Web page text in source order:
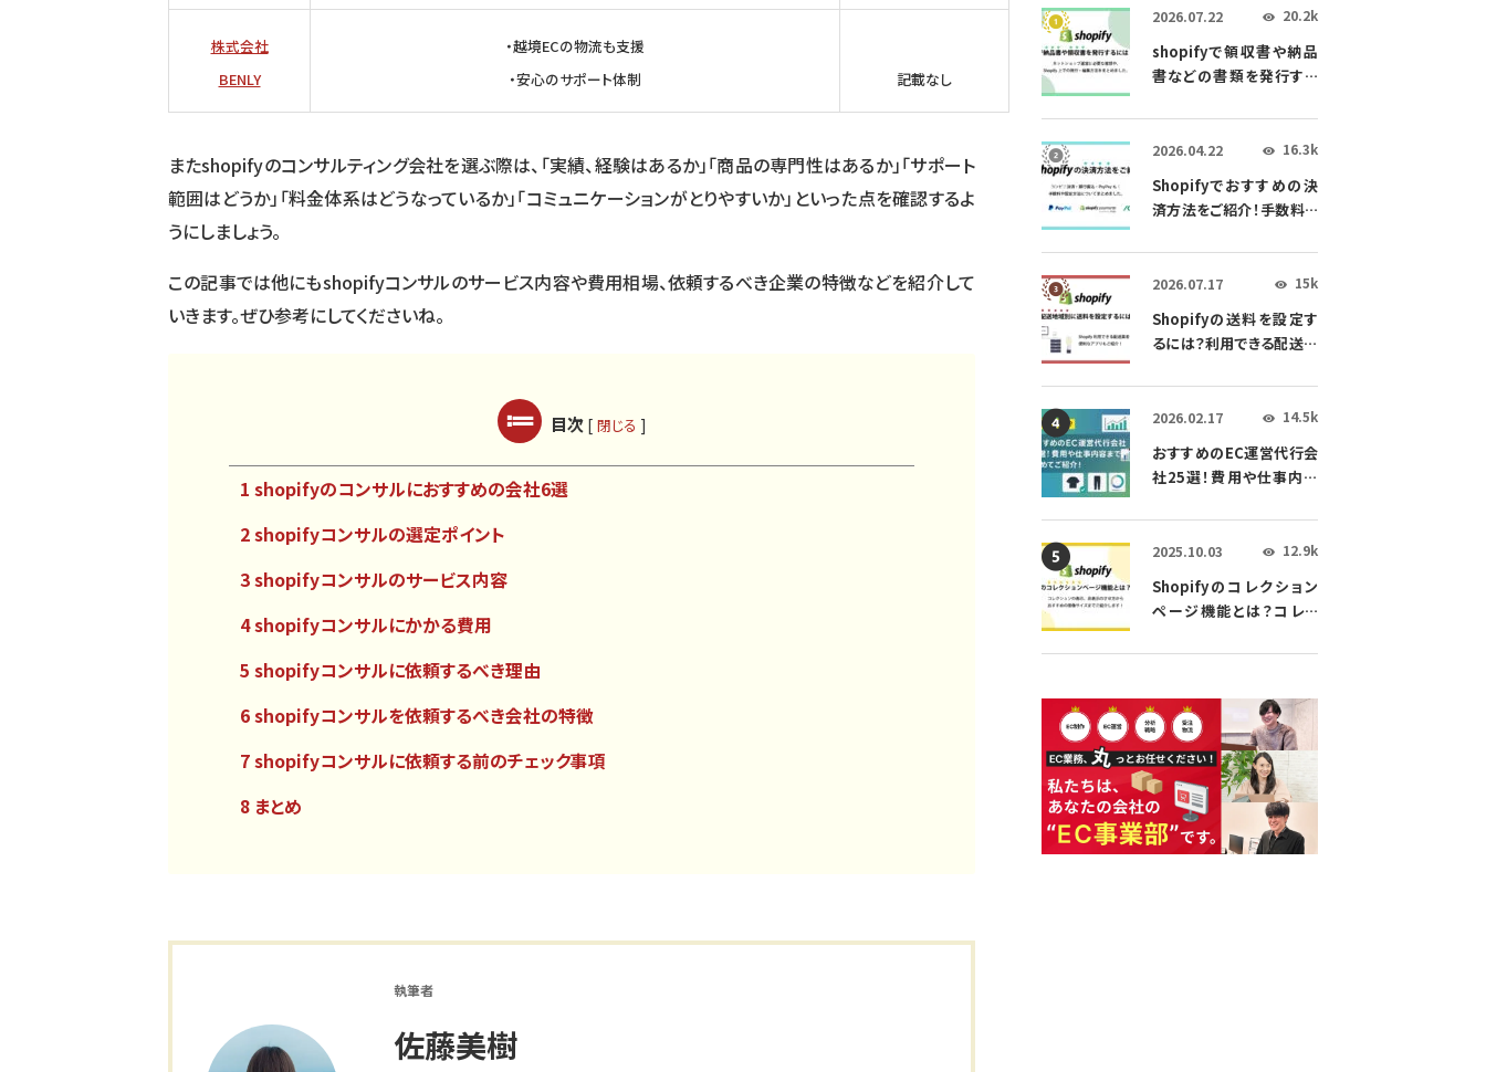
株式会社
BENLY
・越境ECの物流も支援
・安心のサポート体制
記載なし
またshopifyのコンサルティング会社を選ぶ際は、「実績、経験はあるか」「商品の専門性はあるか」「サポート
範囲はどうか」「料金体系はどうなっているか」「コミュニケーションがとりやすいか」といった点を確認するよ
うにしましょう。
この記事では他にもshopifyコンサルのサービス内容や費用相場、依頼するべき企業の特徴などを紹介して
いきます。ぜひ参考にしてくださいね。
目次 [ 閉じる ]
1 shopifyのコンサルにおすすめの会社6選
2 shopifyコンサルの選定ポイント
3 shopifyコンサルのサービス内容
4 shopifyコンサルにかかる費用
5 shopifyコンサルに依頼するべき理由
6 shopifyコンサルを依頼するべき会社の特徴
7 shopifyコンサルに依頼する前のチェック事項
8 まとめ
執筆者
佐藤美樹
shopifyで領収書や納品
書などの書類を発行する
説
2026.07.22 👁 20.2k
Shopifyでおすすめの決
済方法をご紹介！手数料や
した。
2026.04.22 👁 16.3k
Shopifyの送料を設定す
るには？利用できる配送業
リもご紹介！
2026.07.17 👁 15k
おすすめのEC運営代行会
社25選！費用や仕事内容
2026.02.17 👁 14.5k
Shopifyのコレクション
ページ機能とは？コレク
せ方からおすすめの画像サ
2025.10.03 👁 12.9k